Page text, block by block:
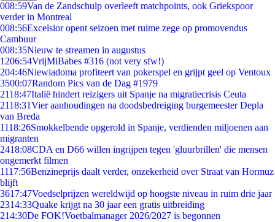
008:59Van de Zandschulp overleeft matchpoints, ook Griekspoor
verder in Montreal
008:56Excelsior opent seizoen met ruime zege op promovendus
Cambuur
008:35Nieuw te streamen in augustus
1206:54VrijMiBabes #316 (not very sfw!)
204:46Niewiadoma profiteert van pokerspel en grijpt geel op Ventoux
3500:07Random Pics van de Dag #1979
2118:47Italië hindert reizigers uit Spanje na migratiecrisis Ceuta
2118:31Vier aanhoudingen na doodsbedreiging burgemeester Depla
van Breda
1118:26Smokkelbende opgerold in Spanje, verdienden miljoenen aan
migranten
2418:08CDA en D66 willen ingrijpen tegen 'gluurbrillen' die mensen
ongemerkt filmen
1117:56Benzineprijs daalt verder, onzekerheid over Straat van Hormuz
blijft
3617:47Voedselprijzen wereldwijd op hoogste niveau in ruim drie jaar
2314:33Quake krijgt na 30 jaar een gratis uitbreiding
214:30De FOK!Voetbalmanager 2026/2027 is begonnen